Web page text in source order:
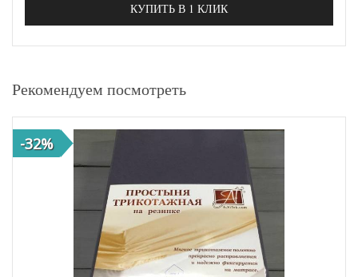
КУПИТЬ В 1 КЛИК
Рекомендуем посмотреть
-32%